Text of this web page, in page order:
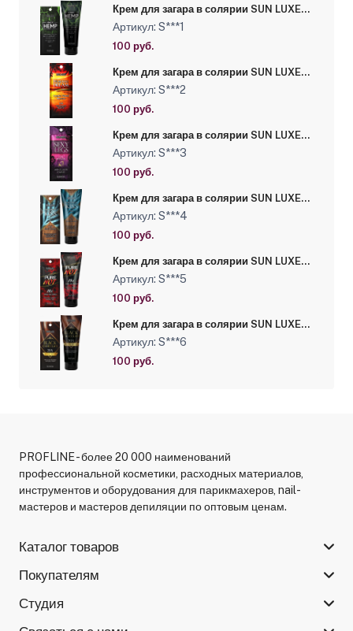
Крем для загара в солярии SUN LUXE
"Magic Hemp 4х", 15 мл
Артикул: S***1
100 руб.
Крем для загара в солярии SUN LUXE
"Marocco Dream 10х", 15 мл
Артикул: S***2
100 руб.
Крем для загара в солярии SUN LUXE
"Sexy Legs 12х", 15 мл
Артикул: S***3
100 руб.
Крем для загара в солярии SUN LUXE
"Coconut Kiss 16х", 15 мл
Артикул: S***4
100 руб.
Крем для загара в солярии SUN LUXE
"Pure Hot", 15 мл
Артикул: S***5
100 руб.
Крем для загара в солярии SUN LUXE
"Black Chocolate 20х", 15 мл
Артикул: S***6
100 руб.
PROFLINE - более 20 000 наименований
профессиональной косметики, расходных материалов,
инструментов и оборудования для парикмахеров, nail-
мастеров и мастеров депиляции по оптовым ценам.
Каталог товаров
Покупателям
Студия